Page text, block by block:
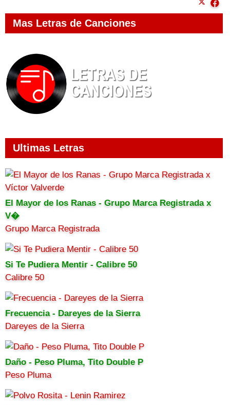
Mas Letras de Canciones
Ultimas Letras
El Mayor de los Ranas - Grupo Marca Registrada x
V�
Grupo Marca Registrada
Si Te Pudiera Mentir - Calibre 50
Calibre 50
Frecuencia - Dareyes de la Sierra
Dareyes de la Sierra
Daño - Peso Pluma, Tito Double P
Peso Pluma